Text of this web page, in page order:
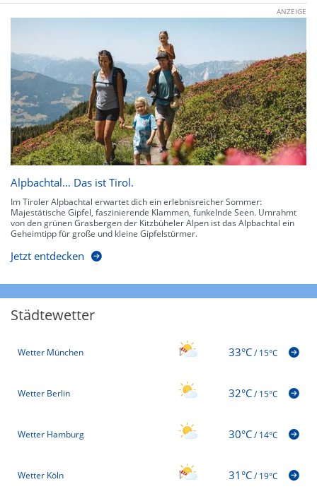
ANZEIGE
Alpbachtal… Das ist Tirol.
Im Tiroler Alpbachtal erwartet dich ein erlebnisreicher Sommer:
Majestätische Gipfel, faszinierende Klammen, funkelnde Seen. Umrahmt
von den grünen Grasbergen der Kitzbüheler Alpen ist das Alpbachtal ein
Geheimtipp für große und kleine Gipfelstürmer.
Jetzt entdecken
Städtewetter
Wetter München 33°C/15°C
Wetter Berlin 32°C/15°C
Wetter Hamburg 30°C/14°C
Wetter Köln 31°C/19°C